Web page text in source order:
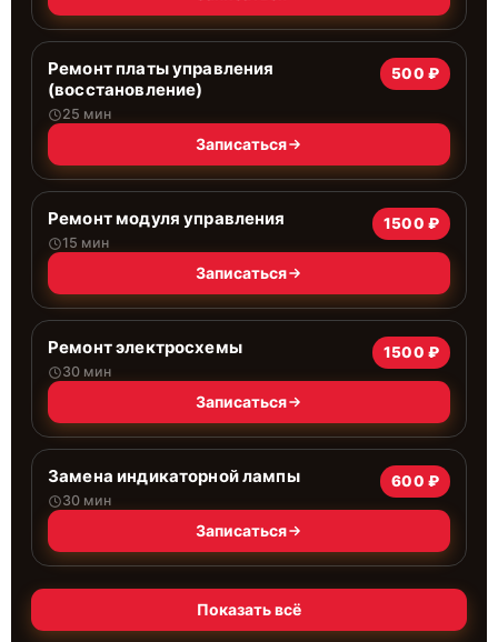
Ремонт платы управления
(восстановление)
25 мин
500 ₽
Записаться
Ремонт модуля управления
15 мин
1500 ₽
Записаться
Ремонт электросхемы
30 мин
1500 ₽
Записаться
Замена индикаторной лампы
30 мин
600 ₽
Записаться
Показать всё